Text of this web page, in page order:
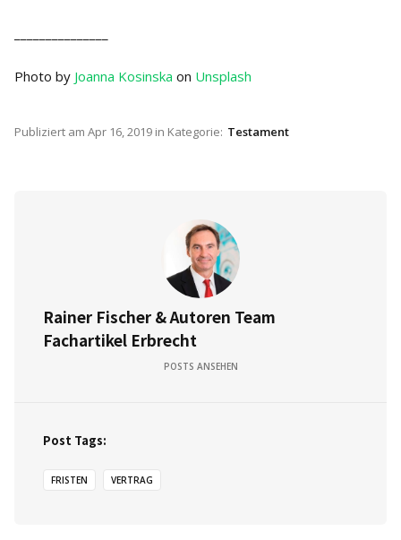
Photo by Joanna Kosinska on Unsplash
Publiziert am Apr 16, 2019 in Kategorie: Testament
Rainer Fischer & Autoren Team
Fachartikel Erbrecht
POSTS ANSEHEN
Post Tags:
FRISTEN VERTRAG